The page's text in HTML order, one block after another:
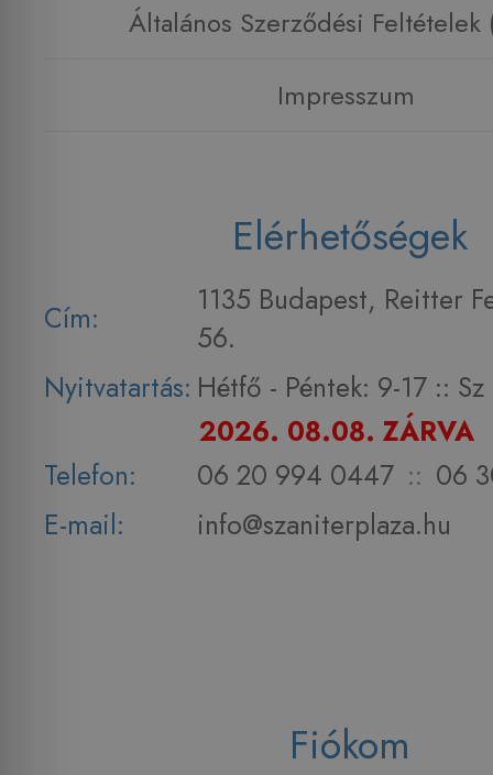
Általános Szerződési Feltételek
Impresszum
Elérhetőségek
Cím:
1135 Budapest, Reitter
56.
Nyitvatartás: Hétfő - Péntek: 9-17 :: Sz
2026. 08.08. ZÁRVA
Telefon:
06 20 994 0447 :: 06
E-mail:
info@szaniterplaza.hu
Fiókom